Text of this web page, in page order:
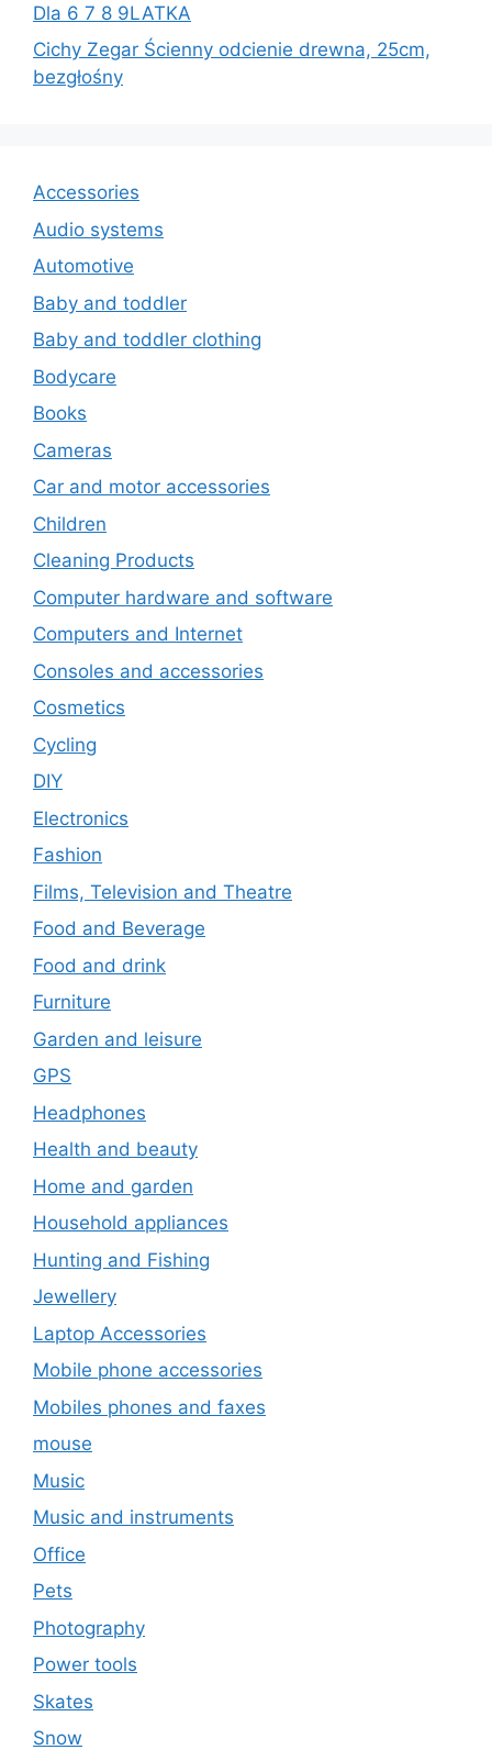
Dla 6 7 8 9LATKA
Cichy Zegar Ścienny odcienie drewna, 25cm,
bezgłośny
Accessories
Audio systems
Automotive
Baby and toddler
Baby and toddler clothing
Bodycare
Books
Cameras
Car and motor accessories
Children
Cleaning Products
Computer hardware and software
Computers and Internet
Consoles and accessories
Cosmetics
Cycling
DIY
Electronics
Fashion
Films, Television and Theatre
Food and Beverage
Food and drink
Furniture
Garden and leisure
GPS
Headphones
Health and beauty
Home and garden
Household appliances
Hunting and Fishing
Jewellery
Laptop Accessories
Mobile phone accessories
Mobiles phones and faxes
mouse
Music
Music and instruments
Office
Pets
Photography
Power tools
Skates
Snow